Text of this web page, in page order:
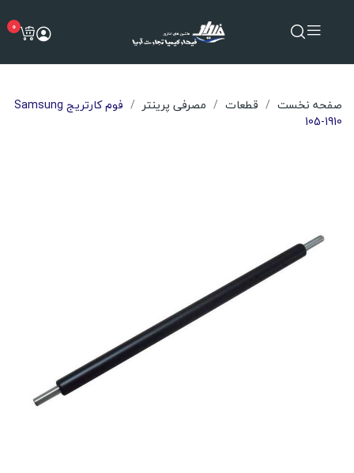
0
صفحه نخست قطعات مصرفی پرینتر
فوم کارتریج Samsung
105-1910